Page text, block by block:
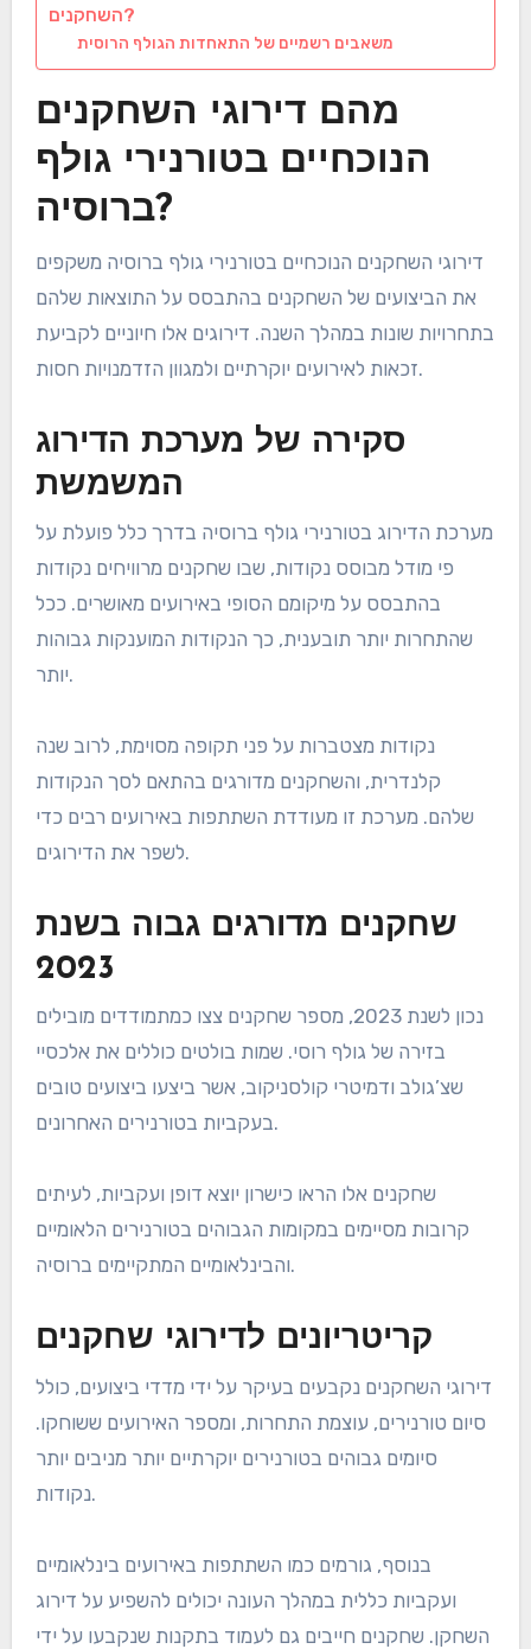
השחקנים?
משאבים רשמיים של התאחדות הגולף הרוסית
מהם דירוגי השחקנים
הנוכחיים בטורנירי גולף
ברוסיה?
דירוגי השחקנים הנוכחיים בטורנירי גולף ברוסיה משקפים
את הביצועים של השחקנים בהתבסס על התוצאות שלהם
בתחרויות שונות במהלך השנה. דירוגים אלו חיוניים לקביעת
זכאות לאירועים יוקרתיים ולמגוון הזדמנויות חסות.
סקירה של מערכת הדירוג
המשמשת
מערכת הדירוג בטורנירי גולף ברוסיה בדרך כלל פועלת על
פי מודל מבוסס נקודות, שבו שחקנים מרוויחים נקודות
בהתבסס על מיקומם הסופי באירועים מאושרים. ככל
שהתחרות יותר תובענית, כך הנקודות המוענקות גבוהות
יותר.
נקודות מצטברות על פני תקופה מסוימת, לרוב שנה
קלנדרית, והשחקנים מדורגים בהתאם לסך הנקודות
שלהם. מערכת זו מעודדת השתתפות באירועים רבים כדי
לשפר את הדירוגים.
שחקנים מדורגים גבוה בשנת
2023
נכון לשנת 2023, מספר שחקנים צצו כמתמודדים מובילים
בזירה של גולף רוסי. שמות בולטים כוללים את אלכסיי
שצ’גולב ודמיטרי קולסניקוב, אשר ביצעו ביצועים טובים
בעקביות בטורנירים האחרונים.
שחקנים אלו הראו כישרון יוצא דופן ועקביות, לעיתים
קרובות מסיימים במקומות הגבוהים בטורנירים הלאומיים
והבינלאומיים המתקיימים ברוסיה.
קריטריונים לדירוגי שחקנים
דירוגי השחקנים נקבעים בעיקר על ידי מדדי ביצועים, כולל
סיום טורנירים, עוצמת התחרות, ומספר האירועים ששוחקו.
סיומים גבוהים בטורנירים יוקרתיים יותר מניבים יותר
נקודות.
בנוסף, גורמים כמו השתתפות באירועים בינלאומיים
ועקביות כללית במהלך העונה יכולים להשפיע על דירוג
השחקן. שחקנים חייבים גם לעמוד בתקנות שנקבעו על ידי